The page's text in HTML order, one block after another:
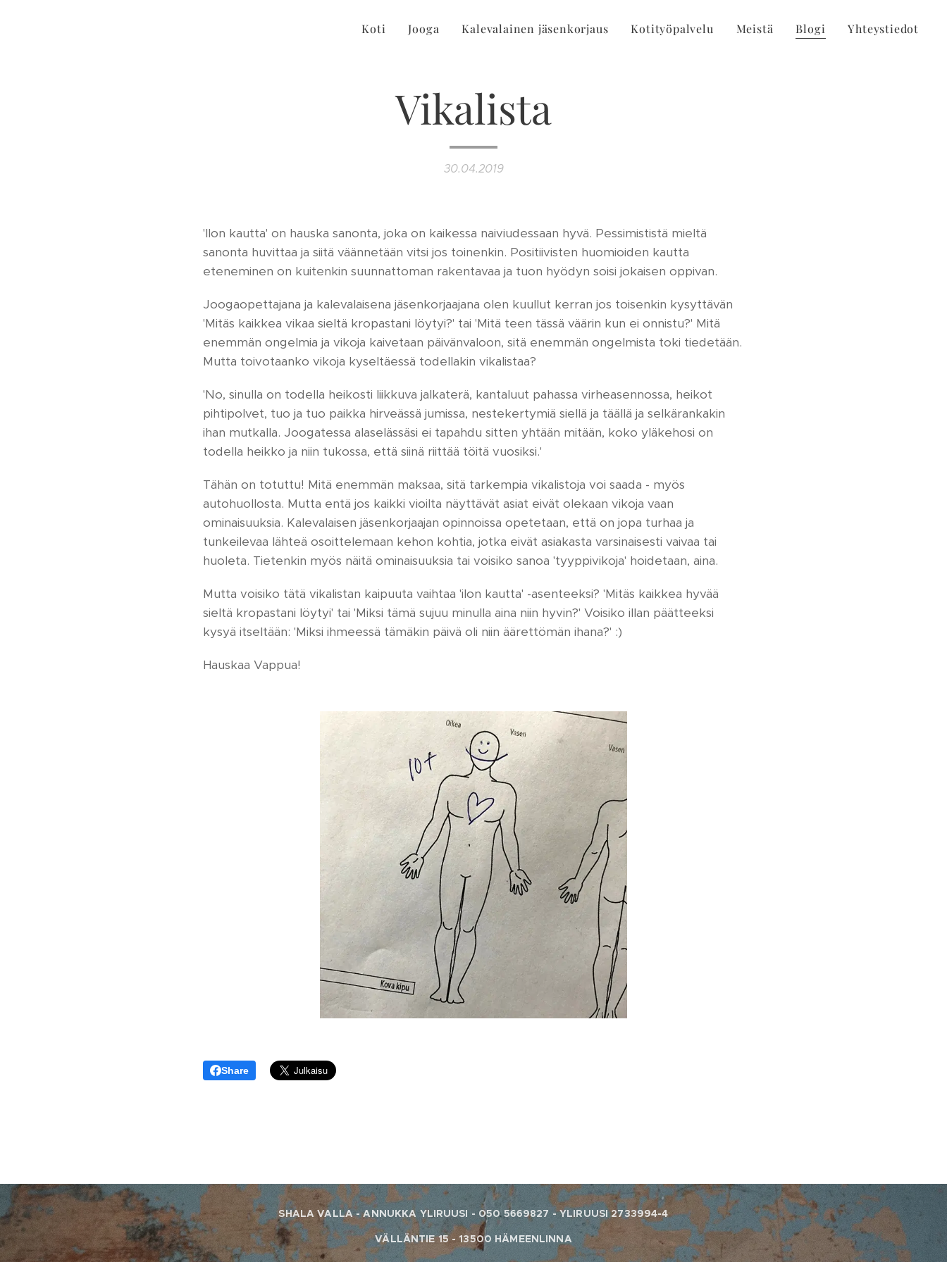
Koti Jooga Kalevalainen jäsenkorjaus Kotityöpalvelu Meistä Blogi Yhteystiedot
Vikalista
30.04.2019
'Ilon kautta' on hauska sanonta, joka on kaikessa naiviudessaan hyvä. Pessimististä mieltä
sanonta huvittaa ja siitä väännetään vitsi jos toinenkin. Positiivisten huomioiden kautta
eteneminen on kuitenkin suunnattoman rakentavaa ja tuon hyödyn soisi jokaisen oppivan.
Joogaopettajana ja kalevalaisena jäsenkorjaajana olen kuullut kerran jos toisenkin kysyttävän
'Mitäs kaikkea vikaa sieltä kropastani löytyi?' tai 'Mitä teen tässä väärin kun ei onnistu?' Mitä
enemmän ongelmia ja vikoja kaivetaan päivänvaloon, sitä enemmän ongelmista toki tiedetään.
Mutta toivotaanko vikoja kyseltäessä todellakin vikalistaa?
'No, sinulla on todella heikosti liikkuva jalkaterä, kantaluut pahassa virheasennossa, heikot
pihtipolvet, tuo ja tuo paikka hirveässä jumissa, nestekertymiä siellä ja täällä ja selkärankakin
ihan mutkalla. Joogatessa alaselässäsi ei tapahdu sitten yhtään mitään, koko yläkehosi on
todella heikko ja niin tukossa, että siinä riittää töitä vuosiksi.'
Tähän on totuttu! Mitä enemmän maksaa, sitä tarkempia vikalistoja voi saada - myös
autohuollosta. Mutta entä jos kaikki vioilta näyttävät asiat eivät olekaan vikoja vaan
ominaisuuksia. Kalevalaisen jäsenkorjaajan opinnoissa opetetaan, että on jopa turhaa ja
tunkeilevaa lähteä osoittelemaan kehon kohtia, jotka eivät asiakasta varsinaisesti vaivaa tai
huoleta. Tietenkin myös näitä ominaisuuksia tai voisiko sanoa 'tyyppivikoja' hoidetaan, aina.
Mutta voisiko tätä vikalistan kaipuuta vaihtaa 'ilon kautta' -asenteeksi? 'Mitäs kaikkea hyvää
sieltä kropastani löytyi' tai 'Miksi tämä sujuu minulla aina niin hyvin?' Voisiko illan päätteeksi
kysyä itseltään: 'Miksi ihmeessä tämäkin päivä oli niin äärettömän ihana?' :)
Hauskaa Vappua!
Share
SHALA VALLA - ANNUKKA YLIRUUSI - 050 5669827 - YLIRUUSI 2733994-4
VÄLLÄNTIE 15 - 13500 HÄMEENLINNA